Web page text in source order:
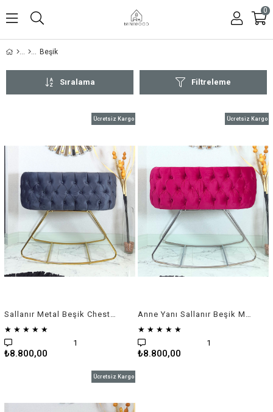
0
Beşik
Filtreleme
Sıralama
★ ★ ★ ★ ★
1
₺8.800,00
Ücretsiz Kargo
★ ★ ★ ★ ★
1
₺8.800,00
Ücretsiz Kargo
Ücretsiz Kargo